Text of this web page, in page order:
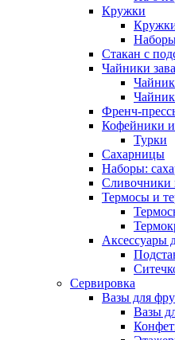
Кружки
Стакан с
Чайники
Френч-
Кофейники
Турки
Сахарницы
Наборы:
Сливочники
Термосы и
Аксессуары
Сервировка
Вазы для
Вазы